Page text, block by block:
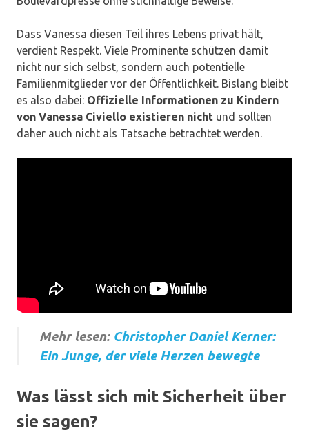
Dass Vanessa diesen Teil ihres Lebens privat hält,
verdient Respekt. Viele Prominente schützen damit
nicht nur sich selbst, sondern auch potentielle
Familienmitglieder vor der Öffentlichkeit. Bislang bleibt
es also dabei: Offizielle Informationen zu Kindern
von Vanessa Civiello existieren nicht und sollten
daher auch nicht als Tatsache betrachtet werden.
Mehr lesen: Christopher Daniel Kerner:
Ein Junge, der viele Herzen bewegte
Was lässt sich mit Sicherheit über
sie sagen?